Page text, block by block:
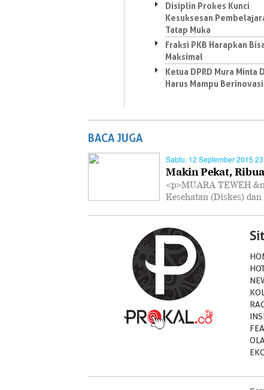
Disiplin Prokes Kunci
Kesuksesan
Tatap Muka
Fraksi PKB Harapkan
Maksimal
Ketua DPRD Mura Minta
Harus Mampu Berinovasi
BACA JUGA
Sabtu, 12 September 2015
Makin Pekat,
<p>MUARA TEWEH
Kesehatan (Diskes)